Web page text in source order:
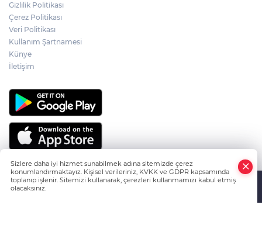
ANKARA'DA SICAK GELİŞME, ÖZGÜR
ÖZEL'İN DOKUNULMAZLIĞI
Gizlilik Politikası
Çerez Politikası
Veri Politikası
Kullanım Şartnamesi
Künye
İletişim
Sizlere daha iyi hizmet sunabilmek adına sitemizde çerez
konumlandırmaktayız. Kişisel verileriniz, KVKK ve GDPR kapsamında
toplanıp işlenir. Sitemizi kullanarak, çerezleri kullanmamızı kabul etmiş
olacaksınız.